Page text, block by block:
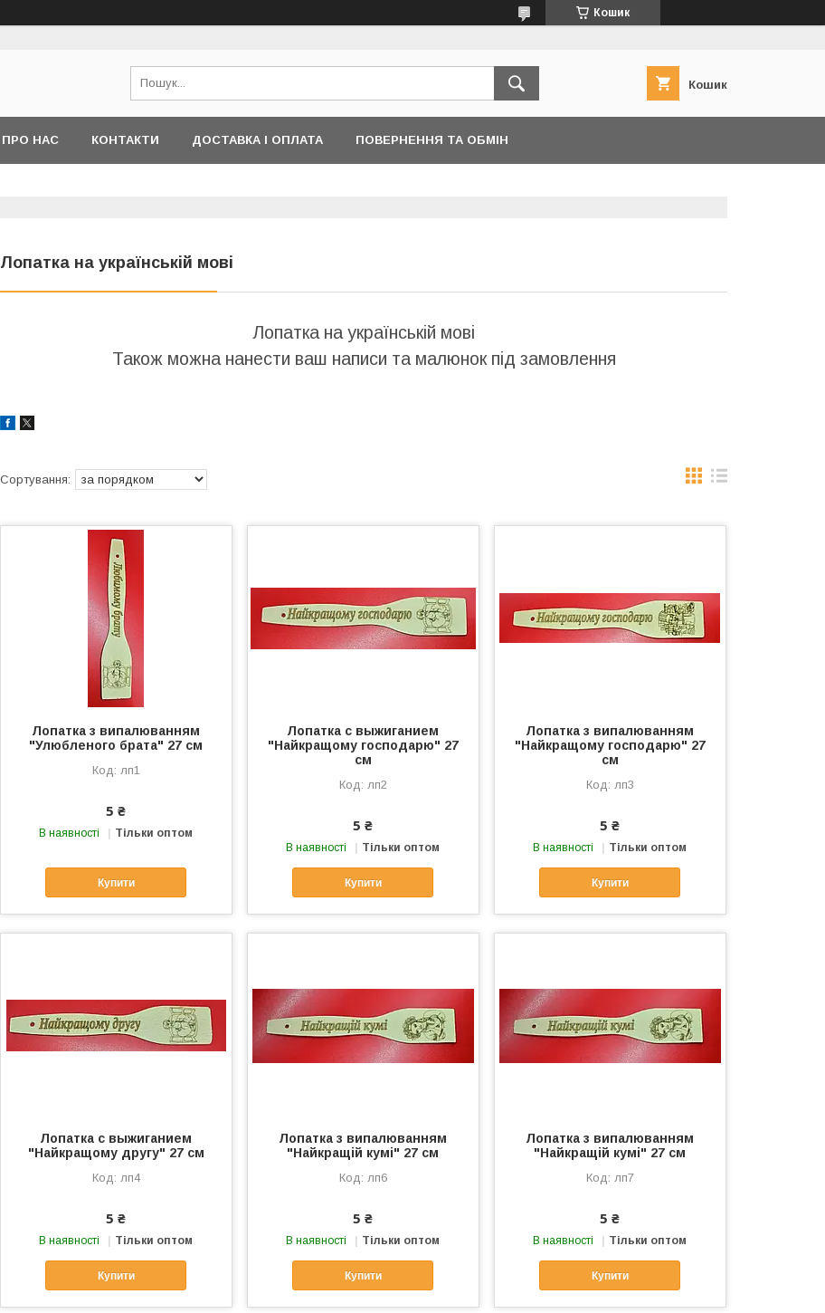
Кошик
Кошик
ПРО НАС КОНТАКТИ ДОСТАВКА І ОПЛАТА ПОВЕРНЕННЯ ТА ОБМІН
Лопатка на українській мові
Лопатка на українській мові
Також можна нанести ваш написи та малюнок під замовлення
Лопатка з випалюванням
"Улюбленого брата" 27 см
лп1
5 ₴
В наявності Тільки оптом
Купити
Лопатка с выжиганием
"Найкращому господарю" 27
см
лп2
5 ₴
В наявності Тільки оптом
Купити
Лопатка з випалюванням
"Найкращому господарю" 27
см
лп3
5 ₴
В наявності Тільки оптом
Купити
Лопатка с выжиганием
"Найкращому другу" 27 см
лп4
5 ₴
В наявності Тільки оптом
Купити
Лопатка з випалюванням
"Найкращій кумі" 27 см
лп6
5 ₴
В наявності Тільки оптом
Купити
Лопатка з випалюванням
"Найкращій кумі" 27 см
лп7
5 ₴
В наявності Тільки оптом
Купити